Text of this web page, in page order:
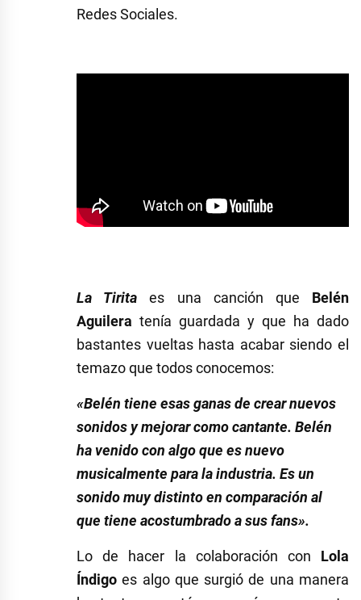
Redes Sociales.
La Tirita es una canción que Belén
Aguilera tenía guardada y que ha dado
bastantes vueltas hasta acabar siendo el
temazo que todos conocemos:
«Belén tiene esas ganas de crear nuevos
sonidos y mejorar como cantante. Belén
ha venido con algo que es nuevo
musicalmente para la industria. Es un
sonido muy distinto en comparación al
que tiene acostumbrado a sus fans».
Lo de hacer la colaboración con Lola
Índigo es algo que surgió de una manera